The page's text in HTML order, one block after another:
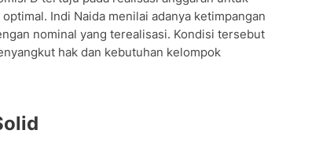
Indi Naida menilai adanya ketimpangan
nominal yang terealisasi. Kondisi tersebut
hak dan kebutuhan kelompok